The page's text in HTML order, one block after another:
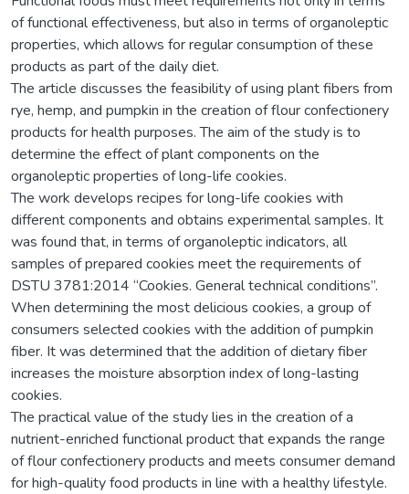
of functional effectiveness, but also in terms of organoleptic
properties, which allows for regular consumption of these
products as part of the daily diet.
The article discusses the feasibility of using plant fibers from
rye, hemp, and pumpkin in the creation of flour confectionery
products for health purposes. The aim of the study is to
determine the effect of plant components on the
organoleptic properties of long-life cookies.
The work develops recipes for long-life cookies with
different components and obtains experimental samples. It
was found that, in terms of organoleptic indicators, all
samples of prepared cookies meet the requirements of
DSTU 3781:2014 “Cookies. General technical conditions”.
When determining the most delicious cookies, a group of
consumers selected cookies with the addition of pumpkin
fiber. It was determined that the addition of dietary fiber
increases the moisture absorption index of long-lasting
cookies.
The practical value of the study lies in the creation of a
nutrient-enriched functional product that expands the range
of flour confectionery products and meets consumer demand
for high-quality food products in line with a healthy lifestyle.